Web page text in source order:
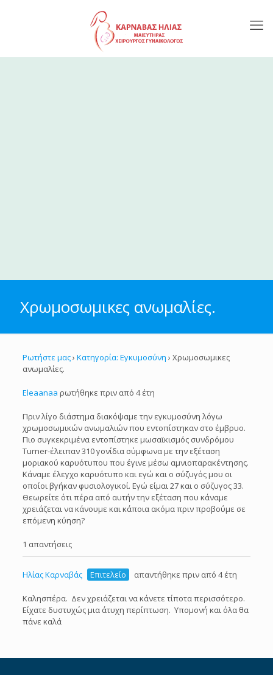
Χρωμοσωμικες ανωμαλίες.
Ρωτήστε μας› Κατηγορία: Εγκυμοσύνη › Χρωμοσωμικες
ανωμαλίες.
Eleaanaa ρωτήθηκε πριν από 4 έτη
Πριν λίγο διάστημα διακόψαμε την εγκυμοσύνη λόγω
χρωμοσωμικών ανωμαλιών που εντοπίστηκαν στο έμβρυο.
Πιο συγκεκριμένα εντοπίστηκε μωσαϊκισμός συνδρόμου
Turner-έλειπαν 310 γονίδια σύμφωνα με την εξέταση
μοριακού καρυότυπου που έγινε μέσω αμνιοπαρακέντησης.
Κάναμε έλεγχο καρυότυπο και εγώ και ο σύζυγός μου οι
οποίοι βγήκαν φυσιολογικοί. Εγώ είμαι 27 και ο σύζυγος 33.
Θεωρείτε ότι πέρα από αυτήν την εξέταση που κάναμε
χρειάζεται να κάνουμε και κάποια ακόμα πριν προβούμε σε
επόμενη κύηση?
1 απαντήσεις
Ηλίας Καρναβάς Επιτελείο απαντήθηκε πριν από 4 έτη
Καλησπέρα. Δεν χρειάζεται να κάνετε τίποτα περισσότερο.
Είχατε δυστυχώς μια άτυχη περίπτωση. Υπομονή και όλα θα
πάνε καλά